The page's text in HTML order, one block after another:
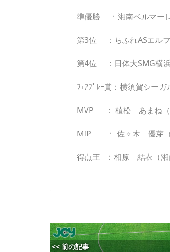
準優勝 ：湘南ベルマー
第3位 ：ちふれASエル
第4位 ：日体大SMG横
ﾌｪｱﾌﾟﾚｰ賞：横須賀シーガ
MVP ： 植松 あまね（
MIP ： 佐々木 優芽（
得点王 ：相原 結衣（湘
<< 前の記事